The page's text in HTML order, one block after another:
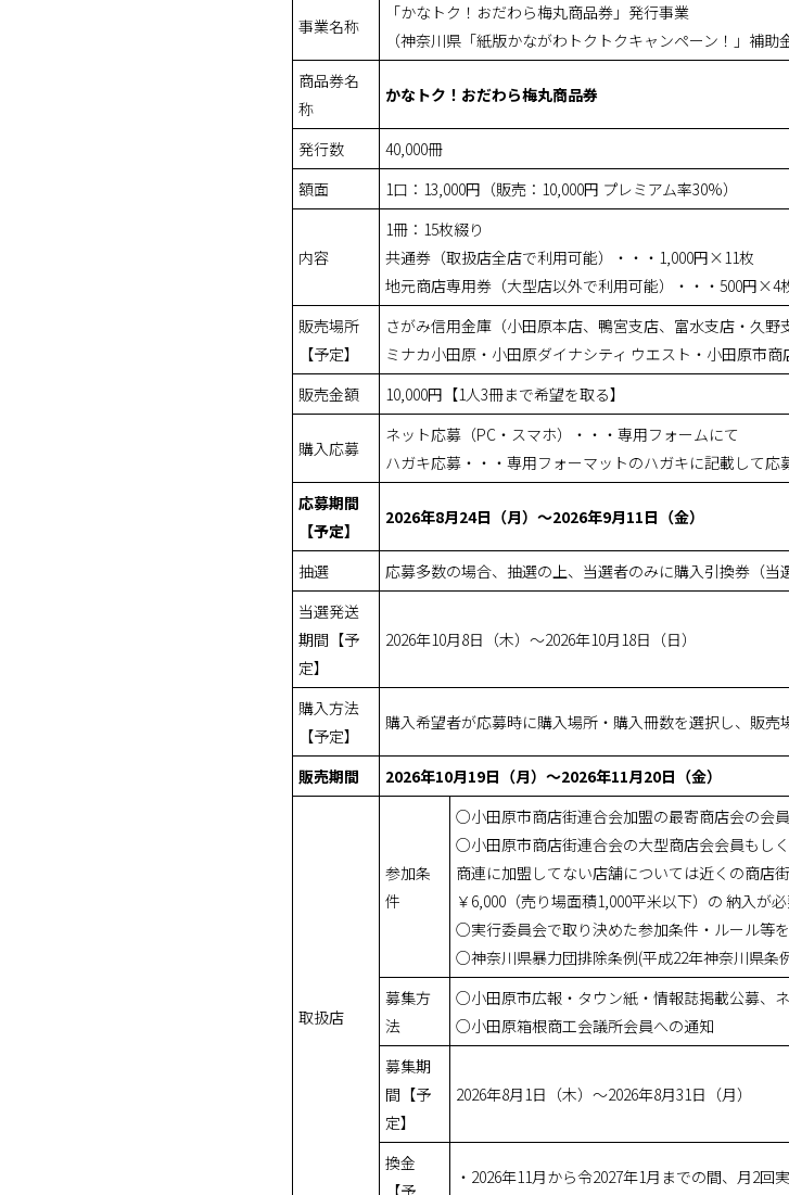
事業名称
「かなトク！おだわら梅丸商品券」発行事業
（神奈川県「紙版かながわトクトクキャンペーン！」補助
商品券名
称
かなトク！おだわら梅丸商品券
発行数
40,000冊
額面
1口：13,000円（販売：10,000円 プレミアム率30%）
内容
1冊：15枚綴り
共通券（取扱店全店で利用可能）・・・1,000円×11枚
地元商店専用券（大型店以外で利用可能）・・・500円×4
販売場所
【予定】
さがみ信用金庫（小田原本店、鴨宮支店、富水支店・久野
ミナカ小田原・小田原ダイナシティ ウエスト・小田原市
販売金額
10,000円【1人3冊まで希望を取る】
購入応募
ネット応募（PC・スマホ）・・・専用フォームにて
ハガキ応募・・・専用フォーマットのハガキに記載して応
応募期間
【予定】
2026年8月24日（月）～2026年9月11日（金）
抽選
応募多数の場合、抽選の上、当選者のみに購入引換券（当
当選発送
期間【予
定】
2026年10月8日（木）～2026年10月18日（日）
購入方法
【予定】
購入希望者が応募時に購入場所・購入冊数を選択し、販売
販売期間 2026年10月19日（月）～2026年11月20日（金）
取扱店
参加条
件
○小田原市商店街連合会加盟の最寄商店会の会員
○小田原市商店街連合会の大型商店会会員もしく
商連に加盟してない店舗については近くの商店
￥6,000（売り場面積1,000平米以下）の 納入が
○実行委員会で取り決めた参加条件・ルール等を
○神奈川県暴力団排除条例(平成22年神奈川県条
募集方
法
○小田原市広報・タウン紙・情報誌掲載公募、
○小田原箱根商工会議所会員への通知
募集期
間【予
定】
2026年8月1日（木）～2026年8月31日（月）
換金
【予
・2026年11月から令2027年1月までの間、月2